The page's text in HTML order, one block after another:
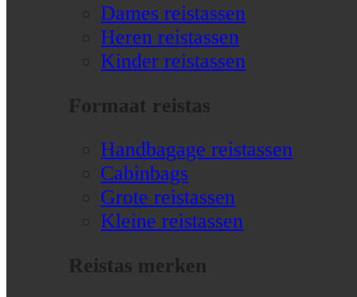
Dames reistassen
Heren reistassen
Kinder reistassen
Formaat reistas
Handbagage reistassen
Cabinbags
Grote reistassen
Kleine reistassen
Reistas merken